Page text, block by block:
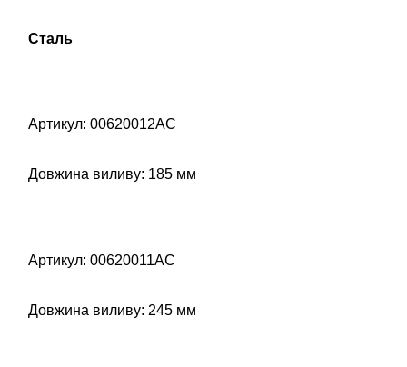
Сталь
Артикул: 00620012AC
Довжина виливу: 185 мм
Артикул: 00620011AC
Довжина виливу: 245 мм